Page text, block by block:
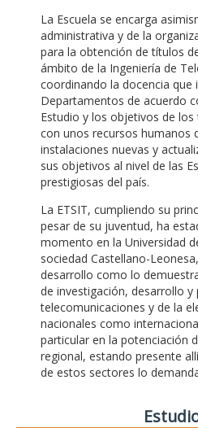
La Escuela se encarga
administrativa y de la
para la obtención de títulos
ámbito de la Ingeniería de
coordinando la docencia que
Departamentos de acuerdo
Estudio y los objetivos de
con unos recursos humanos
instalaciones nuevas y
sus objetivos al nivel de las
prestigiosas del país.
La ETSIT, cumpliendo su
pesar de su juventud, ha
momento en la Universidad
sociedad Castellano-
desarrollo como lo
de investigación, desarrollo y
telecomunicaciones y de la
nacionales como
particular en la potenciación
regional, estando presente
de estos sectores lo